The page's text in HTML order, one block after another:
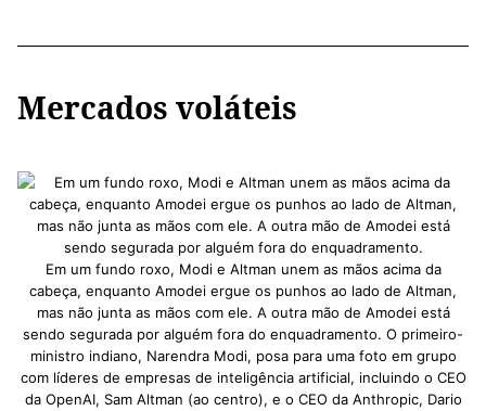
Mercados voláteis
Em um fundo roxo, Modi e Altman unem as mãos acima da
cabeça, enquanto Amodei ergue os punhos ao lado de Altman,
mas não junta as mãos com ele. A outra mão de Amodei está
sendo segurada por alguém fora do enquadramento. O primeiro-
ministro indiano, Narendra Modi, posa para uma foto em grupo
com líderes de empresas de inteligência artificial, incluindo o CEO
da OpenAI, Sam Altman (ao centro), e o CEO da Anthropic, Dario